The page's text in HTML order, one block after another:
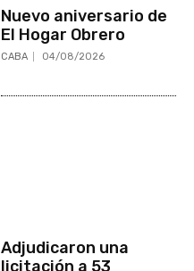
Nuevo aniversario de
El Hogar Obrero
CABA 04/08/2026
Adjudicaron una
licitación a 53